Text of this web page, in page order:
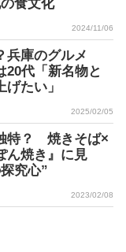
食文化
2024/11/06
兵庫のグルメ
20代「新名物と
たい」
2025/02/05
特？ 焼きそば×
ん焼き』に見
究心”
2023/02/08